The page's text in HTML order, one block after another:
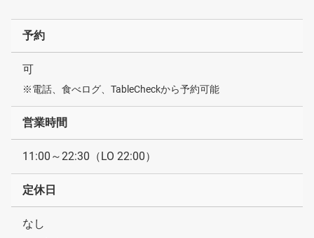
予約
可
※電話、食べログ、TableCheckから予約可能
営業時間
11:00～22:30（LO 22:00）
定休日
なし